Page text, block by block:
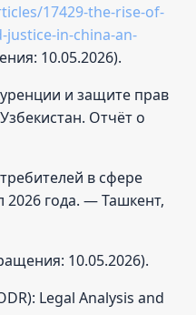
17429-the-rise-of-
in-china-an-
10.05.2026).
и защите прав
Отчёт о
в сфере
2026 года. — Ташкент,
10.05.2026).
Legal Analysis and